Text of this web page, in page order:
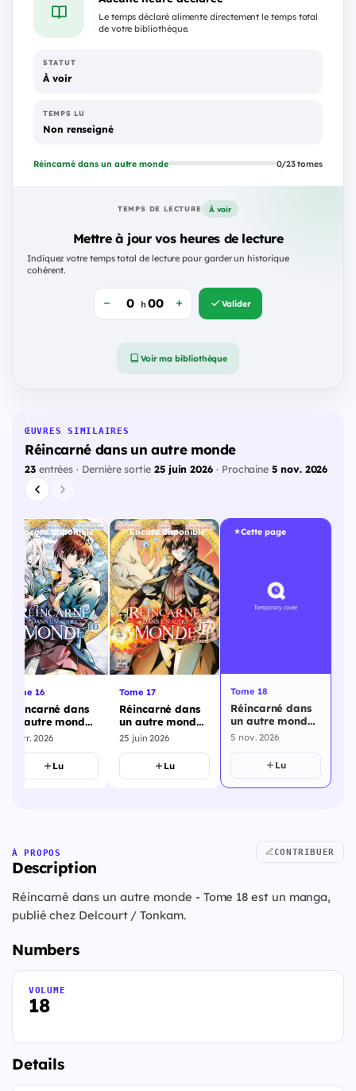
Le temps déclaré alimente directement le temps total
de votre bibliothèque.
STATUT
À voir
TEMPS LU
Non renseigné
Réincarné dans un autre monde 0/23 tomes
TEMPS DE LECTURE À voir
Mettre à jour vos heures de lecture
Indiquez votre temps total de lecture pour garder un historique
cohérent.
h Valider
Voir ma bibliothèque
ŒUVRES SIMILAIRES
Réincarné dans un autre monde
23entrées · Dernière sortie 25 juin 2026 · Prochaine5 nov. 2026
Encore disponible
Tome 16
Réincarné dans
un autre monde
- Tome 16
2 avr. 2026
Lu
Encore disponible
Tome 17
Réincarné dans
un autre monde
- Tome 17
25 juin 2026
Lu
Cette page
Tome 18
Réincarné dans
un autre monde
- Tome 18
5 nov. 2026
Lu
À PROPOS
Description
CONTRIBUER
Réincarné dans un autre monde - Tome 18 est un manga,
publié chez Delcourt / Tonkam.
Numbers
18
VOLUME
Details